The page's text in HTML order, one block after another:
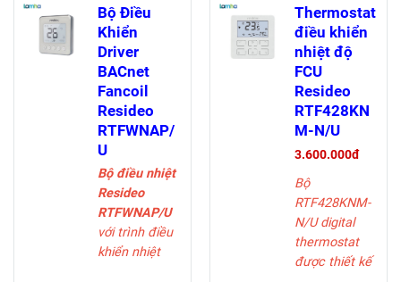
tích hợp
Modbus RTU,
giúp điều chỉnh
van và quạt hiệu
quả, tối ưu năng
lượng cho hệ
thống cuộn dây
quạt
cho 3 cấp độ
quạt và điều
khiển van
trong FCU,
bao gồm:
Chế độ làm
lạnh, sưởi,
hoặc bằng tay.
gió
Điều khiển
quạt bằng tay
hoặc tự động
3 cấp
Bộ Điều
Khiển
Driver
BACnet
Fancoil
Resideo
RTFWNAP/
U
Bộ điều nhiệt
Resideo
RTFWNAP/U
với trình điều
khiển nhiệt
Thermostat
điều khiển
nhiệt độ
FCU
Resideo
RTF428KN
M-N/U
3.600.000đ
Bộ
RTF428KNM-
N/Udigital
thermostat
được thiết kế